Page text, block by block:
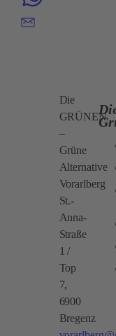
Die
GRÜNEN
–
Grüne
Alternative
Vorarlberg
St.-
Anna-
Straße
1 /
Top
7,
6900
Bregenz